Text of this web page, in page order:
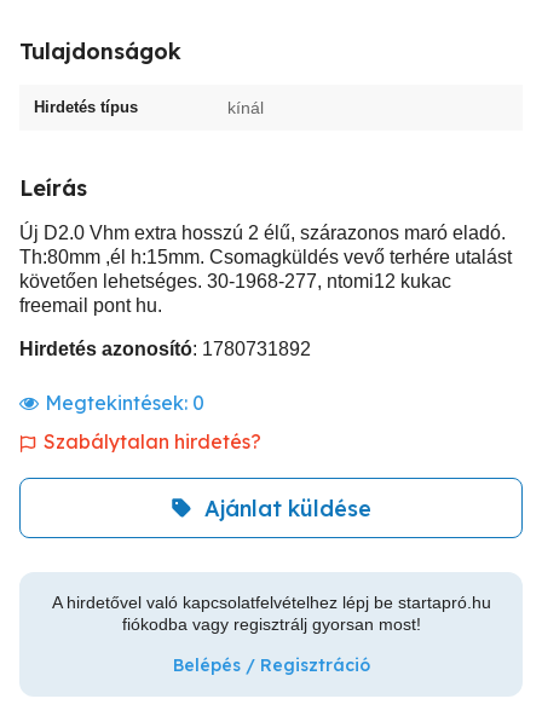
Tulajdonságok
Hirdetés típus kínál
Leírás
Új D2.0 Vhm extra hosszú 2 élű, szárazonos maró eladó.
Th:80mm ,él h:15mm. Csomagküldés vevő terhére utalást
követően lehetséges. 30-1968-277, ntomi12 kukac
freemail pont hu.
Hirdetés azonosító: 1780731892
Megtekintések: 0
Szabálytalan hirdetés?
Ajánlat küldése
A hirdetővel való kapcsolatfelvételhez lépj be startapró.hu
fiókodba vagy regisztrálj gyorsan most!
Belépés / Regisztráció